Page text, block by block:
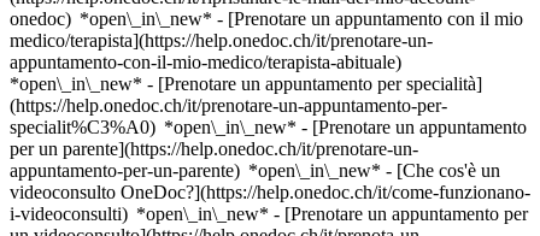
onedoc) *open\_in\_new* - [Prenotare un appuntamento con il mio
medico/terapista](https://help.onedoc.ch/it/prenotare-un-
appuntamento-con-il-mio-medico/terapista-abituale)
*open\_in\_new* - [Prenotare un appuntamento per specialità]
(https://help.onedoc.ch/it/prenotare-un-appuntamento-per-
specialit%C3%A0) *open\_in\_new* - [Prenotare un appuntamento
per un parente](https://help.onedoc.ch/it/prenotare-un-
appuntamento-per-un-parente) *open\_in\_new* - [Che cos'è un
videoconsulto OneDoc?](https://help.onedoc.ch/it/come-funzionano-
i-videoconsulti) *open\_in\_new* - [Prenotare un appuntamento per